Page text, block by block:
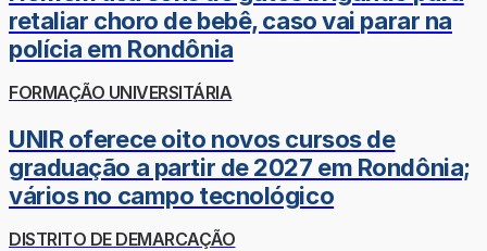
retaliar choro de bebê, caso vai parar na
polícia em Rondônia
FORMAÇÃO UNIVERSITÁRIA
UNIR oferece oito novos cursos de
graduação a partir de 2027 em Rondônia;
vários no campo tecnológico
DISTRITO DE DEMARCAÇÃO